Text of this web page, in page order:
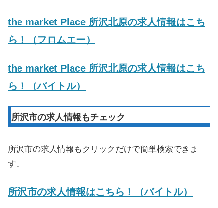
the market Place 所沢北原の求人情報はこち
ら！（フロムエー）
the market Place 所沢北原の求人情報はこち
ら！（バイトル）
所沢市の求人情報もチェック
所沢市の求人情報もクリックだけで簡単検索できま
す。
所沢市の求人情報はこちら！（バイトル）